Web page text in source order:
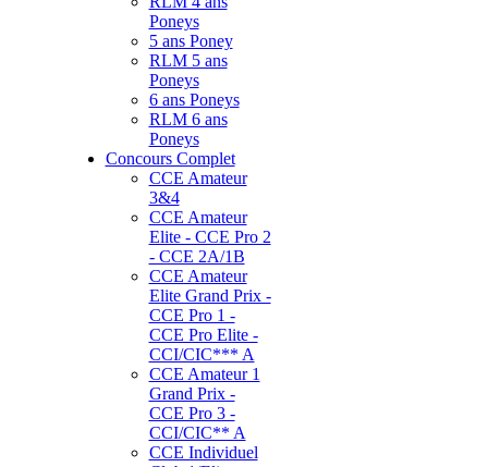
Poneys
5 ans Poney
RLM 5 ans
Poneys
6 ans Poneys
RLM 6 ans
Poneys
Concours Complet
CCE Amateur
3&4
CCE Amateur
Elite - CCE Pro 2
- CCE 2A/1B
CCE Amateur
Elite Grand Prix -
CCE Pro 1 -
CCE Pro Elite -
CCI/CIC*** A
CCE Amateur 1
Grand Prix -
CCE Pro 3 -
CCI/CIC** A
CCE Individuel